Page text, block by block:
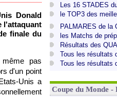
Donald
l'attaquant
finale du
pas
d'un point
Unis a
Les 16 STADES
le TOP3 des
PALMARES de la
les Matchs de
Résultats des
Tous les résultats
Tous les résultats
Coupe du Monde -